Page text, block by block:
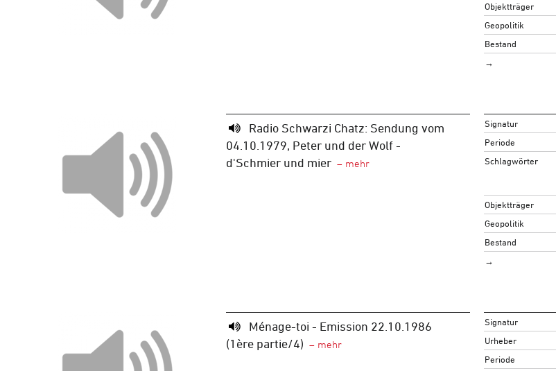
Objektträger
Geopolitik
Bestand
→
Radio Schwarzi Chatz: Sendung vom
04.10.1979, Peter und der Wolf -
d'Schmier und mier
Signatur
Periode
Schlagwörter
Objektträger
Geopolitik
Bestand
→
Ménage-toi - Emission 22.10.1986
(1ère partie/4)
Signatur
Urheber
Periode